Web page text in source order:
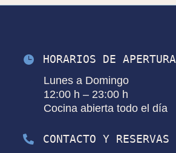
 HORARIOS DE APERTURA
Lunes a Domingo
12:00 h – 23:00 h
Cocina abierta todo el día
 CONTACTO Y RESERVAS